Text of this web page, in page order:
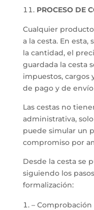
PROCESO DE
Cualquier
a la cesta. En esta,
la cantidad, el
guardada la cesta
impuestos, cargos
de pago y de
Las cestas no
administrativa,
puede simular un
compromiso por
Desde la cesta se
siguiendo los
formalización:
–